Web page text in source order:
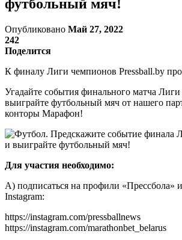
футбольный мяч!
Опубликовано Май 27, 2022
242
Поделится
К финалу Лиги чемпионов Pressball.by
Угадайте события финального матча
выиграйте футбольный мяч от нашего
конторы Марафон!
Для участия необходимо:
A) подписаться на профили
Instagram:
https://instagram.com/pressballnews
https://instagram.com/marathonbet_belarus